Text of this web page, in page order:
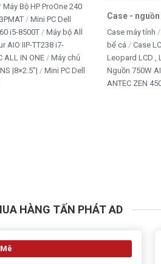
Máy Bộ HP ProOne 240
Mini PC Dell
i5-8500T
Máy bộ All
AIO IIP-TT238 i7-
ALL IN ONE
Máy chủ
|8×2.5”|
Mini PC Dell
Case -
Case máy tính
bể cá
Case
Leopard LCD ,
Nguồn 750W
ANTEC ZEN
HÀNG TẤN PHÁT AD